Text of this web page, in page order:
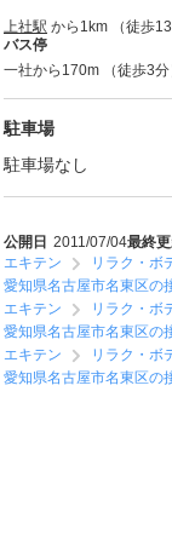
上社駅 から1km （徒歩13
バス停
一社から170m （徒歩3分
駐車場
駐車場なし
公開日 2011/07/04最終更
エキテン
リラク・ボ
愛知県名古屋市名東区の
エキテン
リラク・ボ
愛知県名古屋市名東区の
エキテン
リラク・ボ
愛知県名古屋市名東区の